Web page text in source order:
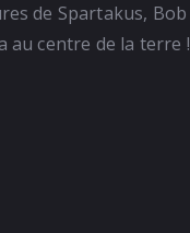
de Spartakus,
au centre de la terre !